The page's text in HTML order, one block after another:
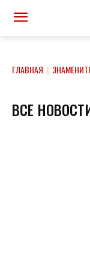
ГЛАВНАЯ |
ВСЕ